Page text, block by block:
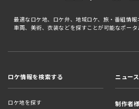
最適なロケ地、ロケ弁、地域ロケ、旅・番組情報
車両、美術、衣装などを探すことが可能なポータ
ロケ情報を検索する
ロケ地を探す
ニュース
制作者